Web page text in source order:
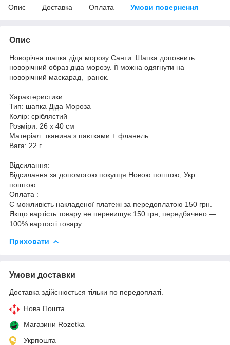
Опис Доставка Оплата Умови повернення
Опис
Новорічна шапка діда морозу Санти. Шапка доповнить
новорічний образ діда морозу. Її можна одягнути на
новорічний маскарад, ранок.
Характеристики:
Тип: шапка Діда Мороза
Колір: сріблястий
Розміри: 26 х 40 см
Матеріал: тканина з паєтками + фланель
Вага: 22 г
Відсилання:
Відсилання за допомогою покупця Новою поштою, Укр
поштою
Оплата :
Є можливість накладеної платежі за передоплатою 150 грн.
Якщо вартість товару не перевищує 150 грн, передбачено —
100% вартості товару
Приховати
Умови доставки
Доставка здійснюється тільки по передоплаті.
Нова Пошта
Магазини Rozetka
Укрпошта